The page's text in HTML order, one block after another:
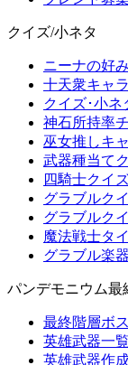
クイズ/小ネタ
ニーナの好
十天衆キャ
クイズ･小ネ
神石所持率
巫女推しキ
武器種当て
四騎士クイ
グラブルク
グラブルク
魔法戦士タ
グラブル楽
パンデモニウム最
最終階層ボ
英雄武器一覧
英雄武器作